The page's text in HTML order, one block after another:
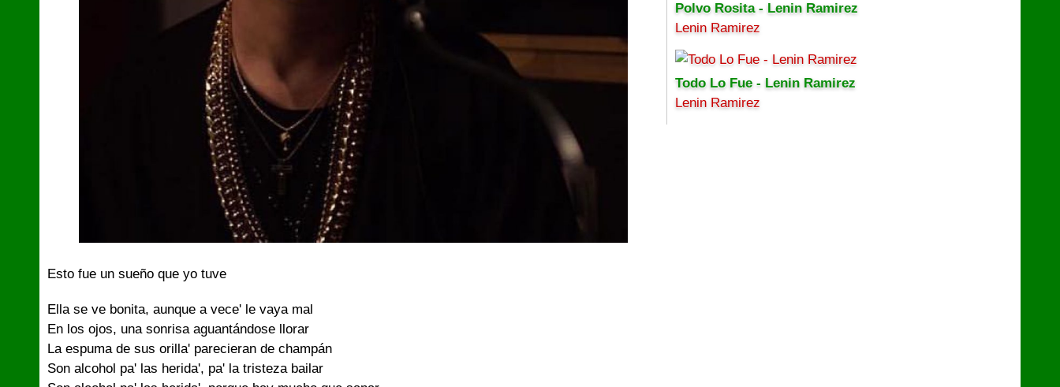
Esto fue un sueño que yo tuve
Ella se ve bonita, aunque a vece' le vaya mal
En los ojos, una sonrisa aguantándose llorar
La espuma de sus orilla' parecieran de champán
Son alcohol pa' las herida', pa' la tristeza bailar
Polvo Rosita - Lenin Ramirez
Lenin Ramirez
Todo Lo Fue - Lenin Ramirez
Lenin Ramirez